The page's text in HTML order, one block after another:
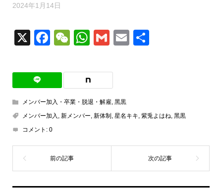
2024年1月14日
X Facebook
WeChat
WhatsApp
GmailEmail
メンバー加入・卒業・脱退・解雇, 黑黒
メンバー加入
新メンバー 新体制 星名キキ 紫兎よはね 黑黒
コメント: 0